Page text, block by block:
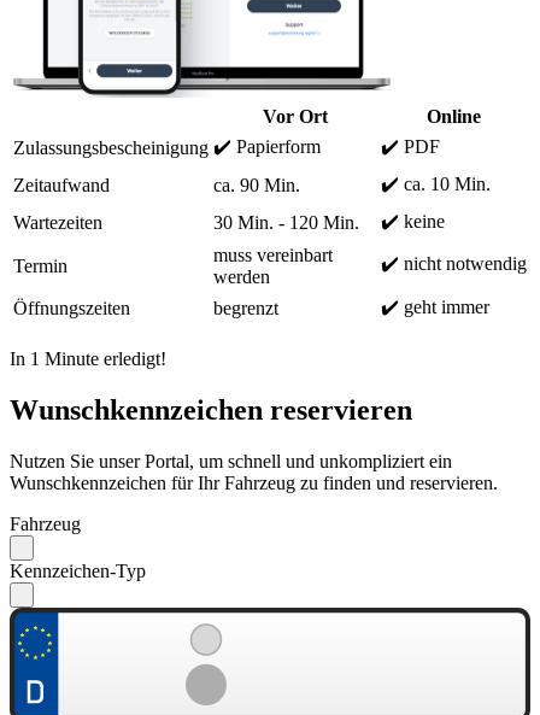
Vor Ort
Online
Zulassungsbescheinigung ✔️ Papierform
✔️ PDF
Zeitaufwand
ca. 90 Min.
✔️ ca. 10 Min.
Wartezeiten
30 Min. - 120 Min. ✔️ keine
Termin
muss vereinbart
werden
✔️ nicht notwendig
Öffnungszeiten begrenzt ✔️ geht immer
In 1 Minute erledigt!
Wunschkennzeichen reservieren
Nutzen Sie unser Portal, um schnell und unkompliziert ein
Wunschkennzeichen für Ihr Fahrzeug zu finden und reservieren.
Fahrzeug
Kennzeichen-Typ